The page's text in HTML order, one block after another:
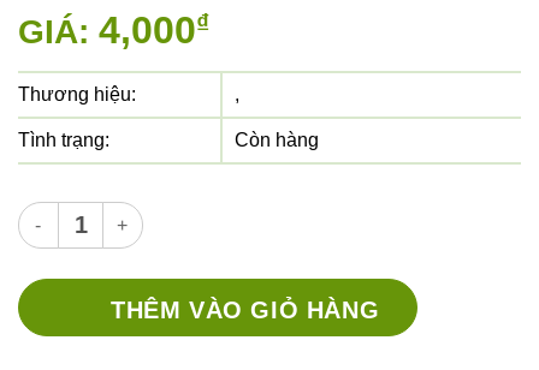
GIÁ: 4,000₫
Thương hiệu: ,
Tình trạng: Còn hàng
Thuốc Cloramphenicol 0,4% DPHN - Thuốc điều trị nhiễm
THÊM VÀO GIỎ HÀNG